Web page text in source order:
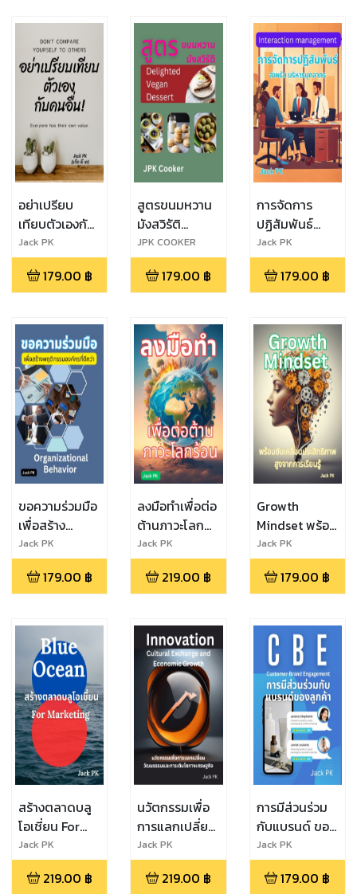
อย่าเปรียบ
เทียบตัวเองกับ
คนอื่น Don't
compare
yourself to
Jack PK
179.00 ฿
สูตรขนมหวาน
มังสวิรัติ
Delighted
Vegan
Dessert.
JPK COOKER
179.00 ฿
การจัดการ
ปฏิสัมพันธ์
สำหรับการ
จัดการบุคลากร
Jack PK
179.00 ฿
ขอความร่วมมือ
เพื่อสร้าง
พฤติกรรม
องค์กรที่ดี
Jack PK
179.00 ฿
ลงมือทำเพื่อต่อ
ต้านภาวะโลก
ร้อน
Jack PK
219.00 ฿
Growth
Mindset พร้อม
ขับเคลื่อน
ประสิทธิภาพสูง
จากการเรียนรู้
Jack PK
179.00 ฿
สร้างตลาดบลู
โอเชี่ยน For
Marketing
Jack PK
219.00 ฿
นวัตกรรมเพื่อ
การแลกเปลี่ยน
วัฒนธรรม และ
การเติบโตทาง
เศรษฐกิจ
Jack PK
219.00 ฿
การมีส่วนร่วม
กับแบรนด์ ของ
ลูกค้า
Customer
Brand
Jack PK
179.00 ฿